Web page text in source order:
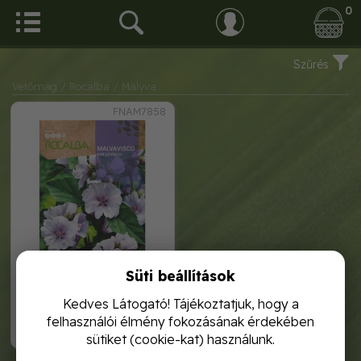
0
Szűrés
Vetőmag / Rocalba
/ Mályva
FNAM7858
1 120,-
mályva 1g rocalba
Süti beállítások
Kedves Látogató! Tájékoztatjuk, hogy a
felhasználói élmény fokozásának érdekében
sütiket (cookie-kat) használunk.